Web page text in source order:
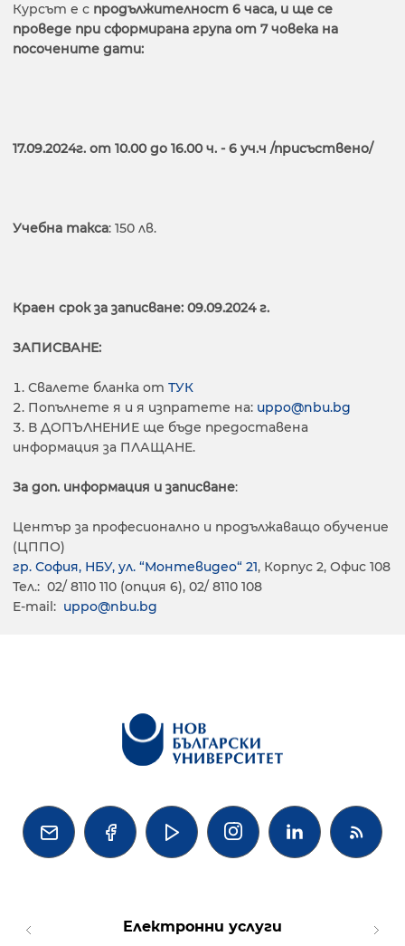
Курсът е с продължителност 6 часа, и ще се
проведе при сформирана група от 7 човека на
посочените дати:
17.09.2024г. от 10.00 до 16.00 ч. - 6 уч.ч /присъствено/
Учебна такса: 150 лв.
Краен срок за записване: 09.09.2024 г.
ЗАПИСВАНЕ:
Свалете бланка от ТУК
Попълнете я и я изпратете на: uppo@nbu.bg
В ДОПЪЛНЕНИЕ ще бъде предоставена
информация за ПЛАЩАНЕ.
За доп. информация и записване:
Център за професионално и продължаващо обучение
(ЦППО)
гр. София, НБУ, ул. “Монтевидео“ 21, Корпус 2, Офис 108
Тел.: 02/ 8110 110 (опция 6), 02/ 8110 108
E-mail: uppo@nbu.bg
   
Електронни услуги